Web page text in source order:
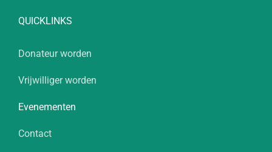
QUICKLINKS
Donateur worden
Vrijwilliger worden
Evenementen
Contact